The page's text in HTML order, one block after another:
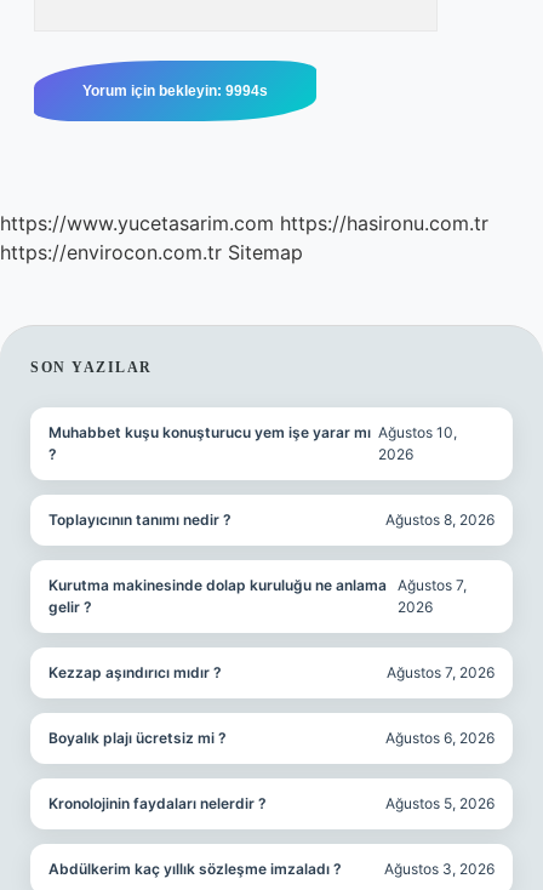
https://www.yucetasarim.com https://hasironu.com.tr
https://envirocon.com.tr Sitemap
SIDEBAR
SON YAZILAR
Muhabbet kuşu konuşturucu yem işe yarar mı
?
Ağustos 10,
2026
Toplayıcının tanımı nedir ? Ağustos 8, 2026
Kurutma makinesinde dolap kuruluğu ne anlama
gelir ?
Ağustos 7,
2026
Kezzap aşındırıcı mıdır ? Ağustos 7, 2026
Boyalık plajı ücretsiz mi ? Ağustos 6, 2026
Kronolojinin faydaları nelerdir ? Ağustos 5, 2026
Abdülkerim kaç yıllık sözleşme imzaladı ? Ağustos 3, 2026